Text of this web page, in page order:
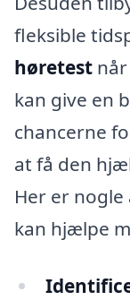
fleksible
høretest
kan give en
chancerne
at få den
Her er
kan hjælpe